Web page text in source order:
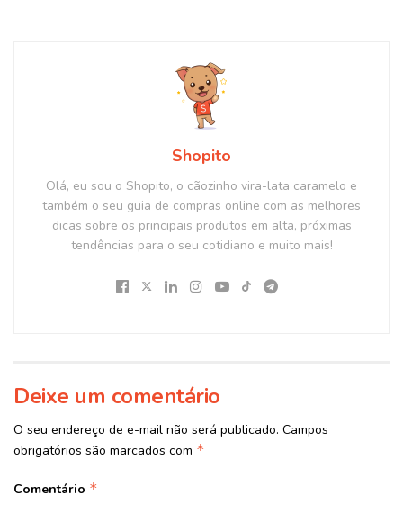
Shopito
Olá, eu sou o Shopito, o cãozinho vira-lata caramelo e
também o seu guia de compras online com as melhores
dicas sobre os principais produtos em alta, próximas
tendências para o seu cotidiano e muito mais!
Deixe um comentário
O seu endereço de e-mail não será publicado. Campos
obrigatórios são marcados com *
Comentário *